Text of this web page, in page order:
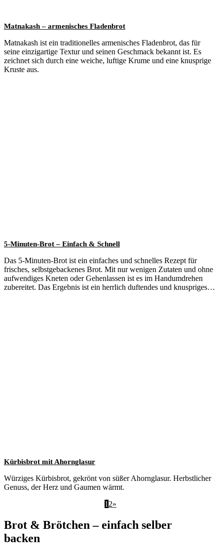
Matnakash – armenisches Fladenbrot
Matnakash ist ein traditionelles armenisches Fladenbrot, das für
seine einzigartige Textur und seinen Geschmack bekannt ist. Es
zeichnet sich durch eine weiche, luftige Krume und eine knusprige
Kruste aus.
5-Minuten-Brot – Einfach & Schnell
Das 5-Minuten-Brot ist ein einfaches und schnelles Rezept für
frisches, selbstgebackenes Brot. Mit nur wenigen Zutaten und ohne
aufwendiges Kneten oder Gehenlassen ist es im Handumdrehen
zubereitet. Das Ergebnis ist ein herrlich duftendes und knuspriges…
Kürbisbrot mit Ahornglasur
Würziges Kürbisbrot, gekrönt von süßer Ahornglasur. Herbstlicher
Genuss, der Herz und Gaumen wärmt.
1 2»
Brot & Brötchen – einfach selber
backen